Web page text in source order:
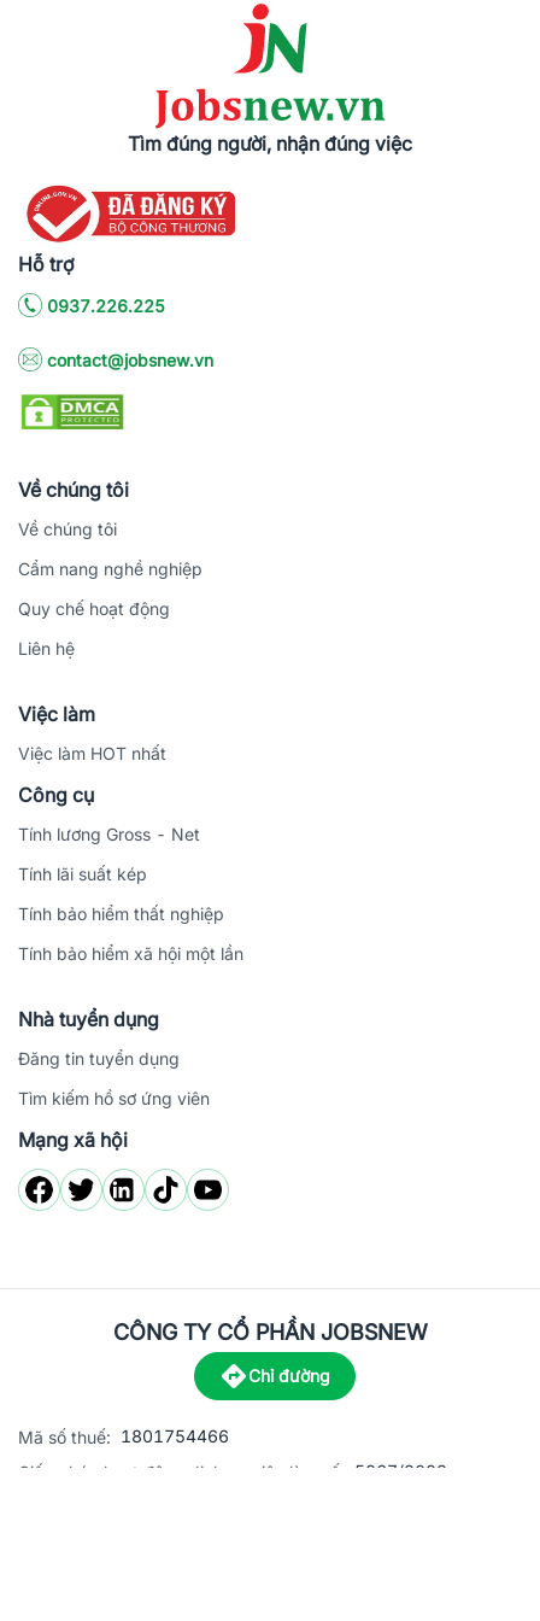
Tìm đúng người, nhận đúng việc
Hỗ trợ
0937.226.225
contact@jobsnew.vn
Về chúng tôi
Về chúng tôi
Cẩm nang nghề nghiệp
Quy chế hoạt động
Liên hệ
Việc làm
Việc làm HOT nhất
Công cụ
Tính lương Gross - Net
Tính lãi suất kép
Tính bảo hiểm thất nghiệp
Tính bảo hiểm xã hội một lần
Nhà tuyển dụng
Đăng tin tuyển dụng
Tìm kiếm hồ sơ ứng viên
Mạng xã hội
CÔNG TY CỔ PHẦN JOBSNEW
Chỉ đường
Mã số thuế: 1801754466
Giấy phép hoạt động dịch vụ việc làm số:
5867/2023